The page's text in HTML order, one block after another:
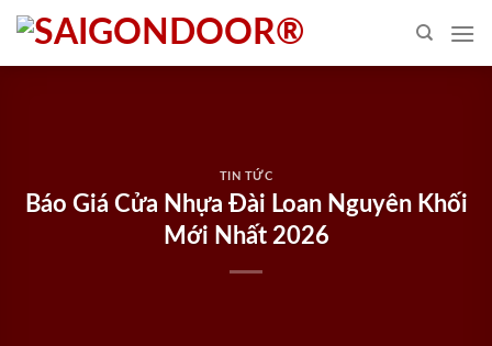
Skip
content
TIN TỨC
Báo Giá Cửa Nhựa Đài Loan Nguyên Khối
Mới Nhất 2026